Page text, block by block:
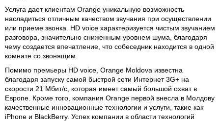
Услуга дает клиентам Orange уникальную возможность
насладиться отличным качеством звучания при осуществлении
или приеме звонка. HD voice характеризуется чистым звучанием
разговора, значительно сниженным уровнем шума, благодаря
чему создается впечатление, что собеседник находится в одной
комнате со звонящим.
Помимо премьеры HD voice, Orange Moldova известна
благодаря запуску самой быстрой сети Интернет 3G+ на
скорости 21 Mбит/с, которая имеет самый большой охват в
Европе. Кроме того, компания Orange первой внесла в Молдову
качественные инновационные технологии и услуги, такие как
iPhone и BlackBerry. Успех компании в области технологий